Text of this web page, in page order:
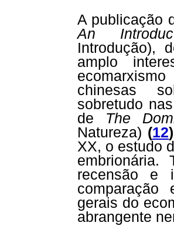
A publicação
An
Introdução),
amplo
chinesas
sobretudo
de The
Natureza) (12)
XX, o estudo
embrionária.
recensão e
comparação
gerais do
abrangente